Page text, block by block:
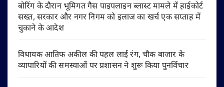
बोरिंग के दौरान भूमिगत गैस पाइपलाइन ब्लास्ट मामले में हाईकोर्ट
सख्त, सरकार और नगर निगम को इलाज का खर्च एक सप्ताह में
चुकाने के आदेश
विधायक आतिफ अकील की पहल लाई रंग, चौक बाजार के
व्यापारियों की समस्याओं पर प्रशासन ने शुरू किया पुनर्विचार